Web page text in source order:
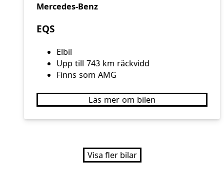
Mercedes-Benz
EQS
Elbil
Upp till 743 km räckvidd
Finns som AMG
Läs mer om bilen
Visa fler bilar